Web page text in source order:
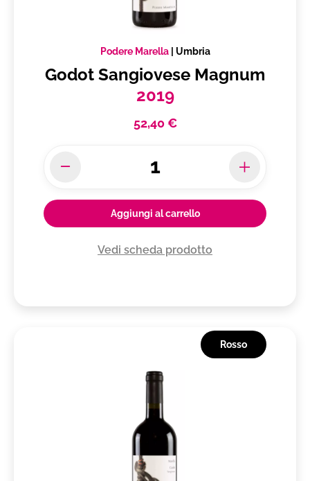
Podere Marella| Umbria
Godot Sangiovese Magnum
2019
52,40 €
Aggiungi al carrello
Vedi scheda prodotto
Rosso